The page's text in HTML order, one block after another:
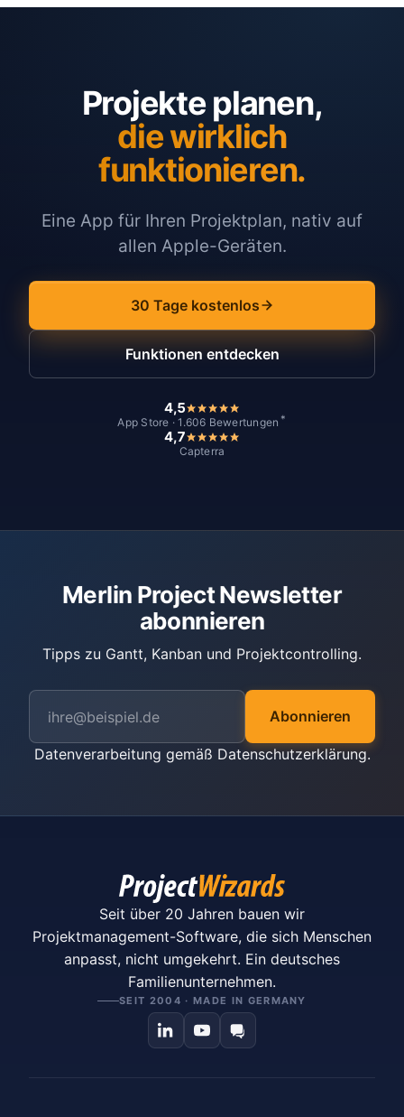
Projekte planen,
die wirklich
funktionieren.
Eine App für Ihren Projektplan, nativ auf
allen Apple-Geräten.
30 Tage kostenlos
Funktionen entdecken
4,5
App Store · 1.606 Bewertungen *
4,7
Capterra
Merlin Project Newsletter
abonnieren
Tipps zu Gantt, Kanban und Projektcontrolling.
Abonnieren
Datenverarbeitung gemäß Datenschutzerklärung.
Seit über 20 Jahren bauen wir
Projektmanagement-Software, die sich Menschen
anpasst, nicht umgekehrt. Ein deutsches
Familienunternehmen.
SEIT 2004 · MADE IN GERMANY